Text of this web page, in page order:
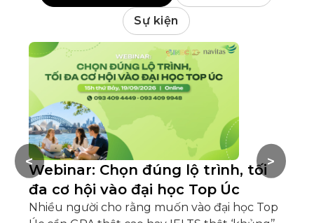
Sự kiện
Webinar: Chọn đúng lộ trình, tối
đa cơ hội vào đại học Top Úc
Nhiều người cho rằng muốn vào đại học Top
>
<